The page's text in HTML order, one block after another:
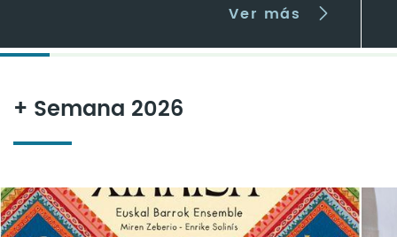
Ver más
+ Semana 2026